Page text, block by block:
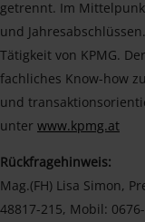
getrennt. Im
und
Tätigkeit von KPMG.
fachliches Know-how
und
unter www.kpmg.at
Rückfragehinweis:
Mag.(FH) Lisa Simon,
48817-215, Mobil: